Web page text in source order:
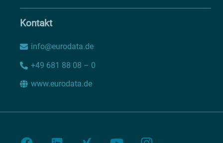
Kontakt
info@eurodata.de
+49 681 88 08 – 0
www.eurodata.de